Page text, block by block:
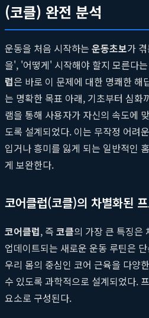
(코클) 완전 분석
운동을 처음 시작하는 운동초보가
을', '어떻게' 시작해야 할지 모른다
럽은 바로 이 문제에 대한 명쾌한
는 명확한 목표 아래, 기초부터 심화
램을 통해 사용자가 자신의 속도에
도록 설계되었다. 이는 무작정 어려
입거나 흥미를 잃게 되는 일반적인
게 보완한다.
코어클럽(코클)의 차별화된
코어클럽, 즉 코클의 가장 큰 특징은
업데이트되는 새로운 운동 루틴은
우리 몸의 중심인 코어 근육을 다양
수 있도록 과학적으로 설계되었다.
요소로 구성된다.